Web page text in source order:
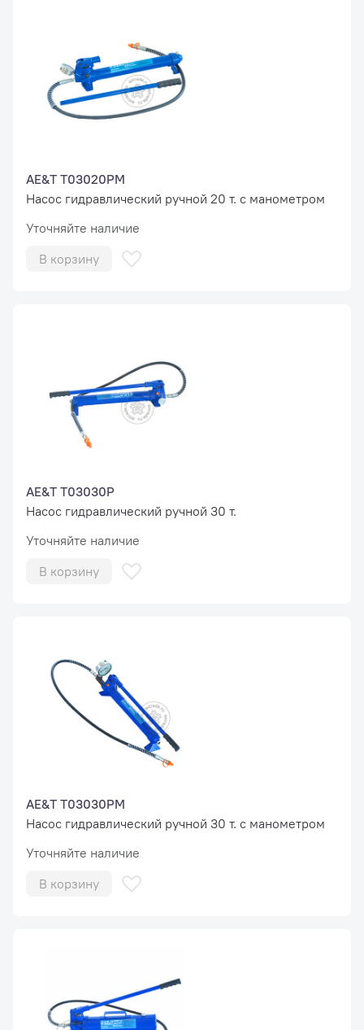
AE&T T03020PM
Насос гидравлический ручной 20 т. с манометром
Уточняйте наличие
В корзину
AE&T T03030P
Насос гидравлический ручной 30 т.
Уточняйте наличие
В корзину
AE&T T03030PM
Насос гидравлический ручной 30 т. с манометром
Уточняйте наличие
В корзину